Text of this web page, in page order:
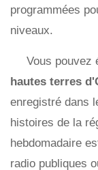
programmées
niveaux.
Vous pouvez
hautes terres
enregistré dans
histoires de la
hebdomadaire
radio publiques